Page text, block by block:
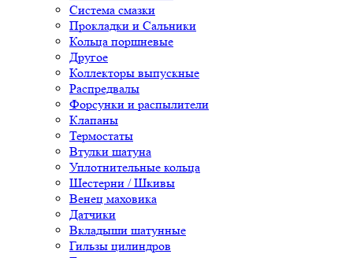
Система смазки
Прокладки и Сальники
Кольца поршневые
Другое
Коллекторы выпускные
Распредвалы
Форсунки и распылители
Клапаны
Термостаты
Втулки шатуна
Уплотнительные кольца
Шестерни / Шкивы
Венец маховика
Датчики
Вкладыши шатунные
Гильзы цилиндров